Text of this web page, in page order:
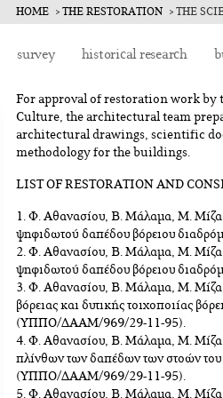
HOME THE RESTORATION THE
survey historical research
For approval of restoration work by
Culture, the architectural team
architectural drawings, scientific
methodology for the buildings.
LIST OF RESTORATION AND
1. Φ. Αθανασίου, Β. Μάλαμα, Μ.
ψηφιδωτού δαπέδου βόρειου
2. Φ. Αθανασίου, Β. Μάλαμα, Μ.
ψηφιδωτού δαπέδου βόρειου
3. Φ. Αθανασίου, Β. Μάλαμα, Μ.
βόρειας και δυτικής τοιχοποιίας
(ΥΠΠΟ/ΔΑΑΜ/969/29-11-95).
4. Φ. Αθανασίου, Β. Μάλαμα, Μ.
πλίνθων των δαπέδων των στοών του
(ΥΠΠΟ/ΔΑΑΜ/969/29-11-95).
5. Φ. Αθανασίου, Β. Μάλαμα, Μ.